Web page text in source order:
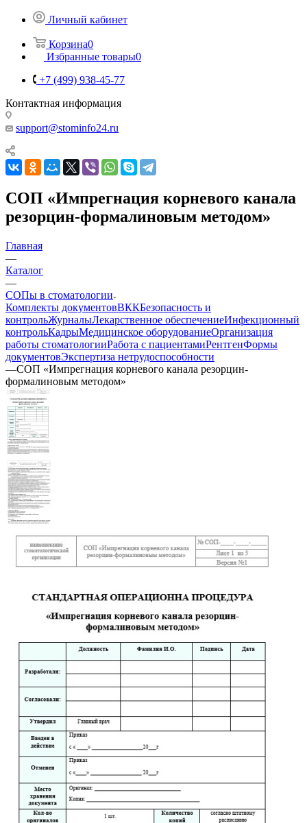
Личный кабинет
Корзина0
Избранные товары0
+7 (499) 938-45-77
Контактная информация
support@stominfo24.ru
СОП «Импрегнация корневого канала
резорцин-формалиновым методом»
Главная
—
Каталог
—
СОПы в стоматологии
Комплекты документовВККБезопасность и
контрольЖурналыЛекарственное обеспечениеИнфекционный
контрольКадрыМедицинское оборудованиеОрганизация
работы стоматологииРабота с пациентамиРентгенФормы
документовЭкспертиза нетрудоспособности
—СОП «Импрегнация корневого канала резорцин-
формалиновым методом»